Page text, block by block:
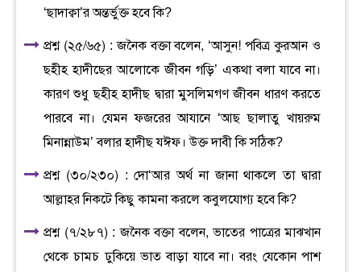
‘ছাদাক্বা’র অন্তর্ভুক্ত হবে কি?
প্রশ্ন (২৫/৬৫) : জনৈক বক্তা বলেন, ‘আসুন! পবিত্র কুরআন ও
ছহীহ হাদীছের আলোকে জীবন গড়ি’ একথা বলা যাবে না।
কারণ শুধু ছহীহ হাদীছ দ্বারা মুসলিমগণ জীবন ধারণ করতে
পারবে না। যেমন ফজরের আযানে ‘আছ ছালাতু খায়রুম
মিনান্নাউম’ বলার হাদীছ যঈফ। উক্ত দাবী কি সঠিক?
প্রশ্ন (৩০/২৩০) : দো‘আর অর্থ না জানা থাকলে তা দ্বারা
আল্লাহর নিকটে কিছু কামনা করলে কবুলযোগ্য হবে কি?
প্রশ্ন (৭/২৮৭) : জনৈক বক্তা বলেন, ভাতের পাত্রের মাঝখান
থেকে চামচ ঢুকিয়ে ভাত বাড়া যাবে না। বরং যেকোন পাশ